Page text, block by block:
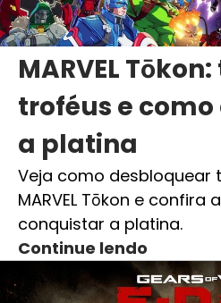
MARVEL
troféus e
a platina
Veja como desbloquear
MARVEL Tōkon e
conquistar a platina.
Continue lendo